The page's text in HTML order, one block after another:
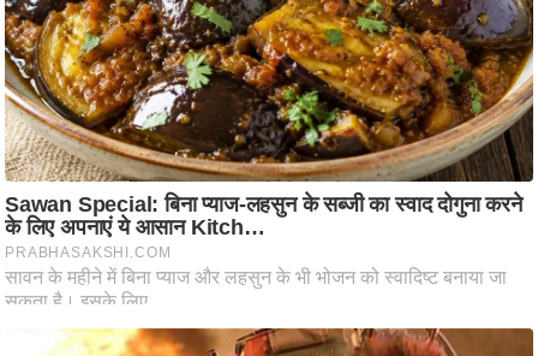
.
चा
य
प
र
स
मी
क्षा
ध
र्म
ज्यो